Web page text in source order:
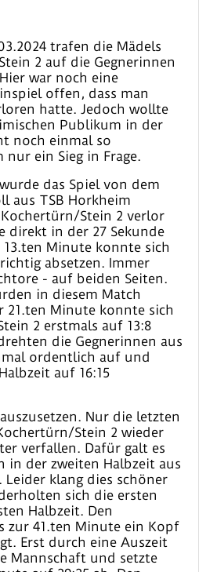
trafen die Mädels
2 auf die Gegnerinnen
war noch eine
offen, dass man
hatte. Jedoch wollte
Publikum in der
noch einmal so
ein Sieg in Frage.
das Spiel von dem
aus TSB Horkheim
Stein 2 verlor
direkt in der 27 Sekunde
Minute konnte sich
absetzen. Immer
- auf beiden Seiten.
in diesem Match
Minute konnte sich
2 erstmals auf 13:8
die Gegnerinnen aus
ordentlich auf und
auf 16:15
Nur die letzten
Stein 2 wieder
verfallen. Dafür galt es
in der zweiten Halbzeit aus
Leider klang dies schöner
sich die ersten
Halbzeit. Den
zur 41.ten Minute ein Kopf
Erst durch eine Auszeit
Mannschaft und setzte